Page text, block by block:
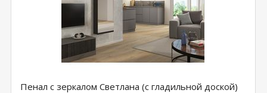
Пенал с зеркалом Светлана (с гладильной доской)